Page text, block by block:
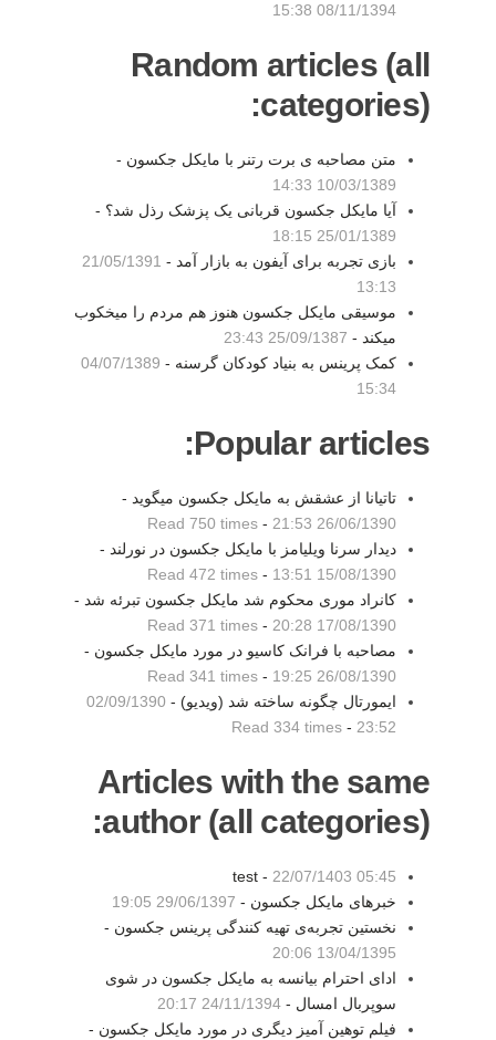
08/11/1394 15:38
Random articles (all
categories):
متن مصاحبه ی برت رتنر با مایکل جکسون -
10/03/1389 14:33
آیا مایکل جکسون قربانی یک پزشک رذل شد؟ -
25/01/1389 18:15
بازی تجربه برای آیفون به بازار آمد - 21/05/1391
13:13
موسیقی مایکل جکسون هنوز هم مردم را میخکوب
میکند - 25/09/1387 23:43
کمک پرینس به بنیاد کودکان گرسنه - 04/07/1389
15:34
Popular articles:
تاتیانا از عشقش به مایکل جکسون میگوید -
26/06/1390 21:53
-
Read 750 times
دیدار سرنا ویلیامز با مایکل جکسون در نورلند -
15/08/1390 13:51
-
Read 472 times
کانراد موری محکوم شد مایکل جکسون تبرئه شد -
17/08/1390 20:28
-
Read 371 times
مصاحبه با فرانک کاسیو در مورد مایکل جکسون -
26/08/1390 19:25
-
Read 341 times
ایمورتال چگونه ساخته شد (ویدیو) - 02/09/1390
23:52
-
Read 334 times
Articles with the same
author (all categories):
test - 22/07/1403 05:45
خبرهای مایکل جکسون - 29/06/1397 19:05
نخستین تجربه‌ی تهیه کنندگی پرینس جکسون -
13/04/1395 20:06
ادای احترام بیانسه به مایکل جکسون در شوی
سوپربال امسال - 24/11/1394 20:17
فیلم توهین آمیز دیگری در مورد مایکل جکسون -